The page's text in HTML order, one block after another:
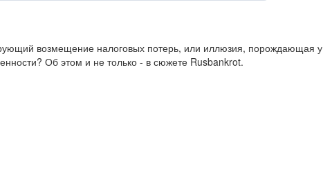
возмещение налоговых потерь, или иллюзия, порождающая у
Об этом и не только - в сюжете Rusbankrot.